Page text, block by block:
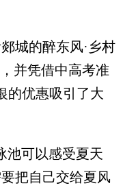
城的醉东风·乡村
并凭借中高考准
的优惠吸引了大
可以感受夏天
把自己交给夏风